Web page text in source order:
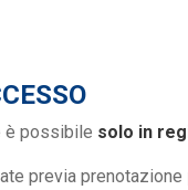
è possibile solo in
previa prenotazione